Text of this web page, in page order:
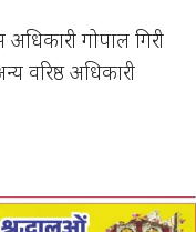
गोपाल गिरी
वरिष्ठ अधिकारी